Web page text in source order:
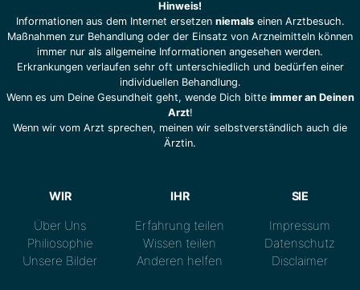
Hinweis!
Informationen aus dem Internet ersetzen niemalseinen Arztbesuch.
Maßnahmen zur Behandlung oder der Einsatz von Arzneimitteln können
immer nur als allgemeine Informationen angesehen werden.
Erkrankungen verlaufen sehr oft unterschiedlich und bedürfen einer
individuellen Behandlung.
Wenn es um Deine Gesundheit geht, wende Dich bitte immer an Deinen
Arzt!
Wenn wir vom Arzt sprechen, meinen wir selbstverständlich auch die
Ärztin.
WIR
Über Uns
Philiosophie
Unsere Bilder
IHR
Erfahrung teilen
Wissen teilen
Anderen helfen
SIE
Impressum
Datenschutz
Disclaimer